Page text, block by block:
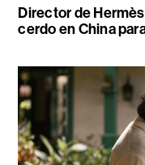
Director de
cerdo en China